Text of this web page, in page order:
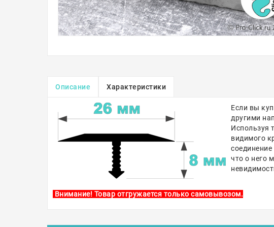
Описание Характеристики
Если вы
другими
Используя
видимого
что о него
Внимание! Товар отгружается только самовывозом.